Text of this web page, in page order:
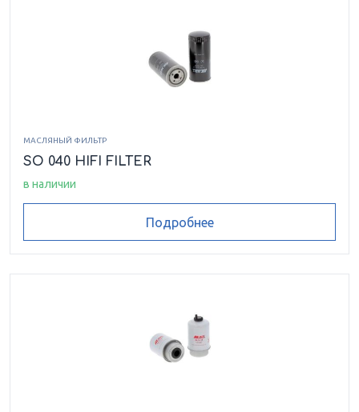
МАСЛЯНЫЙ ФИЛЬТР
SO 040 HIFI FILTER
в наличии
Подробнее